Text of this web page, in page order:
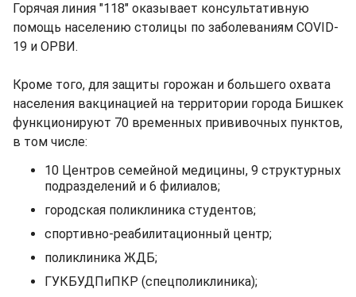
Горячая линия "118" оказывает консультативную
помощь населению столицы по заболеваниям COVID-
19 и ОРВИ.
Кроме того, для защиты горожан и большего охвата
населения вакцинацией на территории города Бишкек
функционируют 70 временных прививочных пунктов,
в том числе:
10 Центров семейной медицины, 9 структурных
подразделений и 6 филиалов;
городская поликлиника студентов;
спортивно-реабилитационный центр;
поликлиника ЖДБ;
ГУКБУДПиПКР (спецполиклиника);